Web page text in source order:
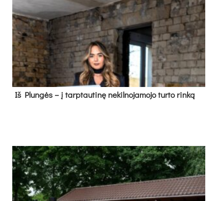
Iš Plungės – į tarptautinę nekilnojamojo turto rinką